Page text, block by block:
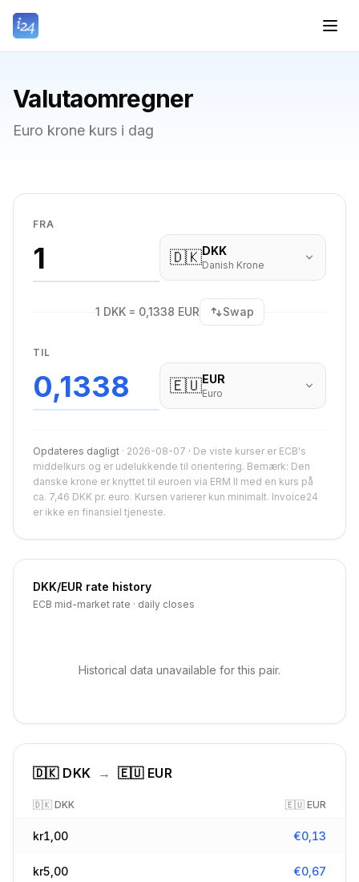
Valutaomregner
Euro krone kurs i dag
FRA
🇩🇰DKK
Danish Krone
1 DKK = 0,1338 EUR Swap
TIL
0,1338 🇪🇺EUR
Euro
Opdateres dagligt · 2026-08-07 · De viste kurser er ECB's
middelkurs og er udelukkende til orientering. Bemærk: Den
danske krone er knyttet til euroen via ERM II med en kurs på
ca. 7,46 DKK pr. euro. Kursen varierer kun minimalt. Invoice24
er ikke en finansiel tjeneste.
DKK/EUR rate history
ECB mid-market rate · daily closes
Historical data unavailable for this pair.
🇩🇰 DKK → 🇪🇺 EUR
🇩🇰 DKK 🇪🇺 EUR
kr1,00 €0,13
kr5,00 €0,67